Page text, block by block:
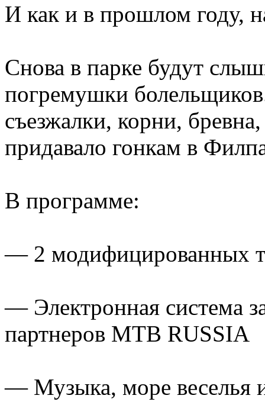
И как и в прошлом году,
Снова в парке будут
погремушки
съезжалки, корни,
придавало гонкам в
В программе:
— 2 модифицированных
— Электронная система
партнеров MTB RUSSIA
— Музыка, море веселья